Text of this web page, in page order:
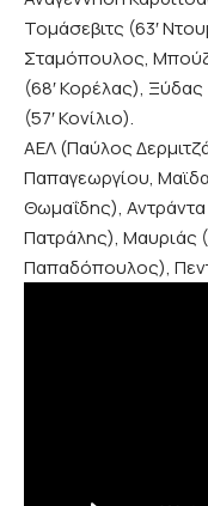
Τομάσεβιτς (63′
Σταμόπουλος,
(68′ Κορέλας),
(57′ Κονίλιο).
ΑΕΛ (Παύλος
Παπαγεωργίου,
Θωμαΐδης), Αντράντα
Πατράλης), Μαυριάς
Παπαδόπουλος),